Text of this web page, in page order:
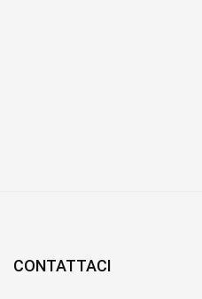
CONTATTACI